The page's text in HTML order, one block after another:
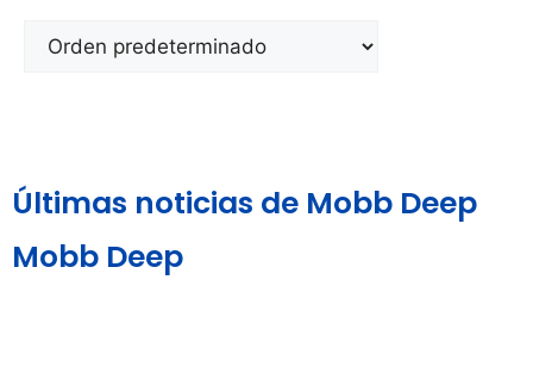
Últimas noticias de Mobb Deep
Mobb Deep